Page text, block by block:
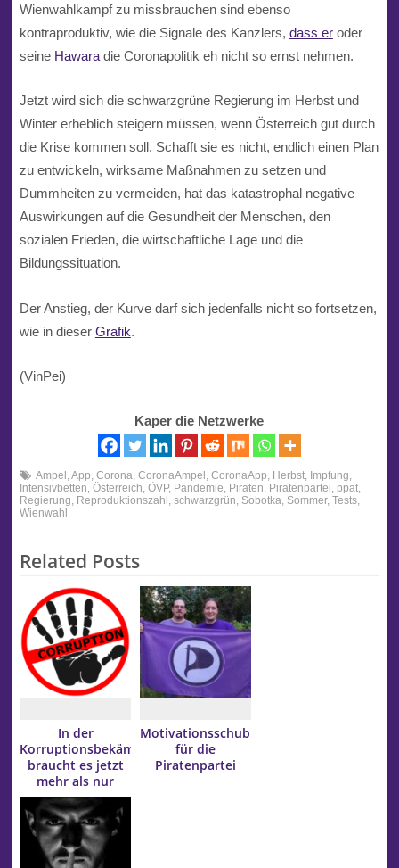
Wienwahlkampf zu missbrauchen sind ebenso
kontraproduktiv, wie die Signale des Kanzlers, dass eroder
seine Hawaradie Coronapolitik eh nicht so ernst nehmen.
Jetzt wird sich die schwarzgrüne Regierung im Herbst und
Winter erheblich steigern müssen, wenn Österreich gut durch
die Krise kommen soll. Schafft sie es nicht, endlich einen Plan
zu entwickeln, wirksame Maßnahmen zu setzen und
Dummheiten zu vermeiden, hat das katastrophal negative
Auswirkungen auf die Gesundheit der Menschen, den
sozialen Frieden, die wirtschaftliche Lage und die
Bildungssituation.
Der Anstieg, der Kurve darf sich jedenfalls nicht so fortsetzen,
wie in dieser Grafik.
(VinPei)
Kaper die Netzwerke
Ampel ,App, Corona, CoronaAmpel , CoronaApp, Herbst, Impfung,
Intensivbetten, Österreich, ÖVP, Pandemie, Piraten, Piratenpartei, ppat,
Regierung, Reproduktionszahl , schwarzgrün, Sobotka, Sommer, Tests,
Wienwahl
Related Posts
In der
Korruptionsbekämpfung
braucht es jetzt
mehr als nur
Lippenbekenntnisse
Motivationsschub
für die
Piratenpartei